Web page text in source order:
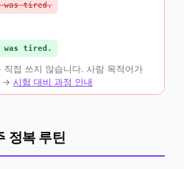
was tired.
was tired.
직접 쓰지 않습니다. 사람 목적어가
→ 시험 대비 과정 안내
정복 루틴